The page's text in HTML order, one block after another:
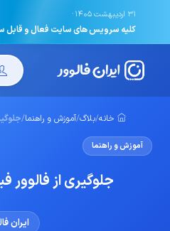
31 اردیبهشت 1405 ·
کلیه سرویس های سایت فعال و قابل
خانه/بلاگ/آموزش و راهنما/
آموزش و راهنما
جلوگیری از فالوور
ایران